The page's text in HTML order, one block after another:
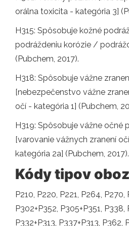
orálna toxicita - kategória 3]
H315: Spôsobuje kožné
podráždeniu korózie /
(Pubchem, 2017).
H318: Spôsobuje vážne
[nebezpečenstvo vážne
očí - kategória 1] (Pubchem,
H319: Spôsobuje vážne očné
[varovanie vážnych zranení
kategória 2a] (Pubchem, 2017).
Kódy tipov
P210, P220, P221, P264, P270,
P302+P352, P305+P351, P338,
P332+P313, P337+P313, P362,